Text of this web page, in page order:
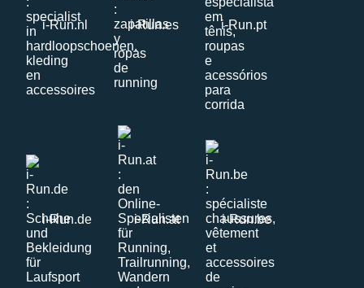
i-Run.nl i-Run.es i-Run.pt
i-Run.de i-Run.at i-Run.be